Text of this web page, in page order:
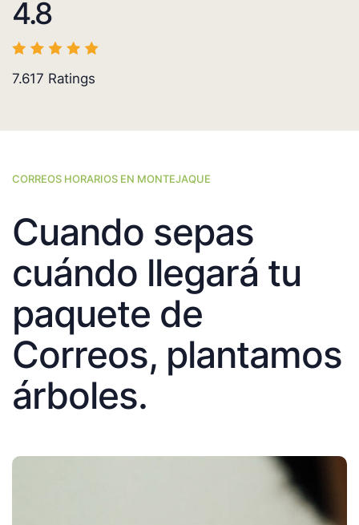
4.8
7.617 Ratings
CORREOS HORARIOS EN MONTEJAQUE
Cuando sepas
cuándo llegará tu
paquete de
Correos, plantamos
árboles.